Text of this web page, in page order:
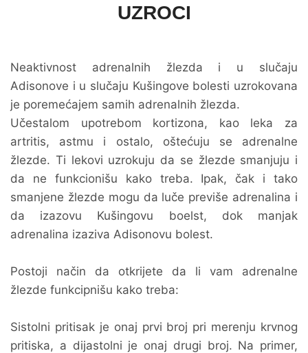
UZROCI
Neaktivnost adrenalnih žlezda i u slučaju
Adisonove i u slučaju Kušingove bolesti uzrokovana
je poremećajem samih adrenalnih žlezda.
Učestalom upotrebom kortizona, kao leka za
artritis, astmu i ostalo, oštećuju se adrenalne
žlezde. Ti lekovi uzrokuju da se žlezde smanjuju i
da ne funkcionišu kako treba. Ipak, čak i tako
smanjene žlezde mogu da luče previše adrenalina i
da izazovu Kušingovu boelst, dok manjak
adrenalina izaziva Adisonovu bolest.
Postoji način da otkrijete da li vam adrenalne
žlezde funkcipnišu kako treba:
Sistolni pritisak je onaj prvi broj pri merenju krvnog
pritiska, a dijastolni je onaj drugi broj. Na primer,